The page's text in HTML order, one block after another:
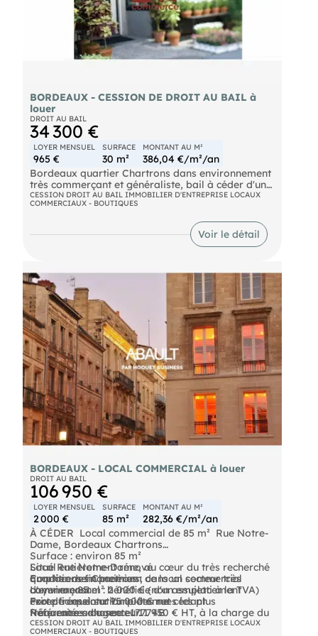
Les informations sur les risques auxquels ce bien
est exposé sont disponibles sur le site Géorisques :
BORDEAUX - CESSION DE DROIT AU BAIL à
louer
DROIT AU BAIL
34 300 €
LOYER MENSUEL
965 €
SURFACE
30 m²
MONTANT AU M²
386,04 €/m²/an
Bordeaux quartier Chartrons dans environnement
très commerçant et généraliste, bail à céder d'une
très jolie boutique de 30 m² environ, triphasé,
idéal Epicerie ou alimentaire sans cuisson sur
place, pas de travaux à prévoir, Pas de TVA
Ref :765 VB
CESSION DROIT AU BAIL IMMOBILIER D'ENTREPRISE LOCAUX
COMMERCIAUX - BOUTIQUES
Voir le détail
BORDEAUX - LOCAL COMMERCIAL à louer
DROIT AU BAIL
106 950 €
LOYER MENSUEL
2 000 €
SURFACE
85 m²
MONTANT AU M²
282,36 €/m²/an
À CÉDER  Local commercial de 85 m²  Rue Notre-
Dame, Bordeaux Chartrons
Situé Rue Notre-Dame, au cœur du très recherché
quartier des Chartrons, ce local commercial
d'environ 85 m² bénéficie d'un emplacement
exceptionnel sur l'une des rues les plus
fréquentées du secteur.
Surface : environ 85 m²
Local entièrement rénové
Emplacement premium dans un secteur très
commerçant
Forte fréquentation piétonne
Conditions financières :
Loyer mensuel : 2 000 € (non assujetti à la TVA)
Prix de cession : 95 000 € net cédant
Honoraires d'agence : 11 950 € HT, à la charge du
cessionnaire
Référence annonce : 17774B
CESSION DROIT AU BAIL IMMOBILIER D'ENTREPRISE LOCAUX
COMMERCIAUX - BOUTIQUES